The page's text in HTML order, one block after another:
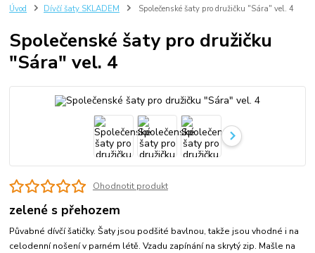
Úvod Dívčí šaty SKLADEM Společenské šaty pro družičku "Sára" vel. 4
Společenské šaty pro družičku
"Sára" vel. 4
Ohodnotit produkt
zelené s přehozem
Půvabné dívčí šatičky. Šaty jsou podšité bavlnou, takže jsou vhodné i na
celodenní nošení v parném létě. Vzadu zapínání na skrytý zip. Mašle na